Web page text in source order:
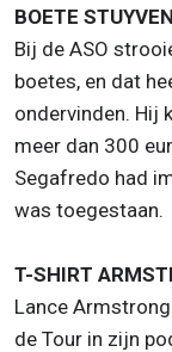
BOETE STUYVEN
Bij de ASO
boetes, en dat
ondervinden. Hij
meer dan 300
Segafredo had
was toegestaan.
T-SHIRT
Lance
de Tour in zijn